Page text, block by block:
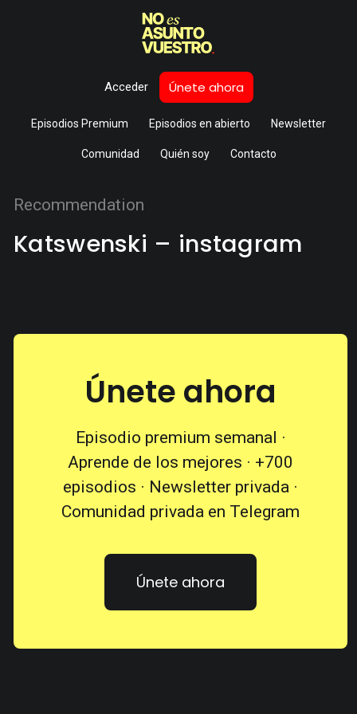
Acceder Únete ahora
Episodios Premium Episodios en abierto Newsletter
Comunidad Quién soy Contacto
Recommendation
Katswenski – instagram
Únete ahora
Episodio premium semanal ·
Aprende de los mejores · +700
episodios · Newsletter privada ·
Comunidad privada en Telegram
Únete ahora